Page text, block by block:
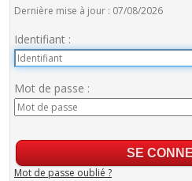
Dernière mise à jour : 07/08/2026
Identifiant :
Mot de passe :
Mot de passe oublié ?